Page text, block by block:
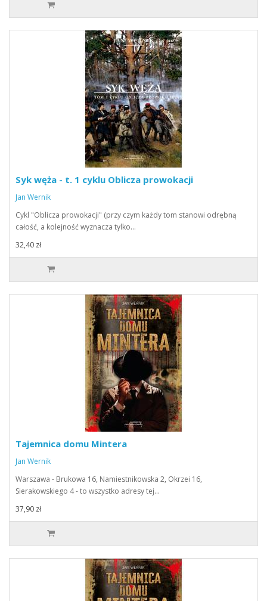
Syk węża - t. 1 cyklu Oblicza prowokacji
Jan Wernik
Cykl "Oblicza prowokacji" (przy czym każdy tom stanowi odrębną
całość, a kolejność wyznacza tylko…
32,40 zł
Tajemnica domu Mintera
Jan Wernik
Warszawa - Brukowa 16, Namiestnikowska 2, Okrzei 16,
Sierakowskiego 4 - to wszystko adresy tej…
37,90 zł